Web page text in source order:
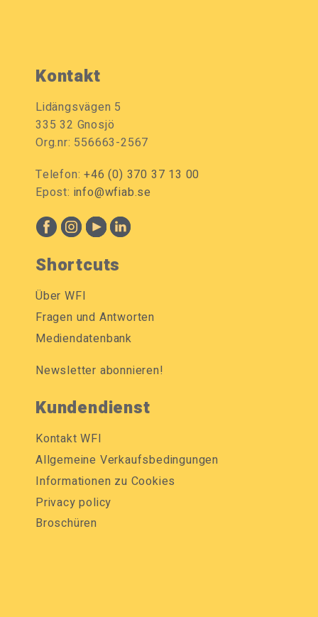
Kontakt
Lidängsvägen 5
335 32 Gnosjö
Org.nr: 556663-2567
Telefon:+46 (0) 370 37 13 00
Epost: info@wfiab.se
Shortcuts
Über WFI
Fragen und Antworten
Mediendatenbank
Newsletter abonnieren!
Kundendienst
Kontakt WFI
Allgemeine Verkaufsbedingungen
Informationen zu Cookies
Privacy policy
Broschüren